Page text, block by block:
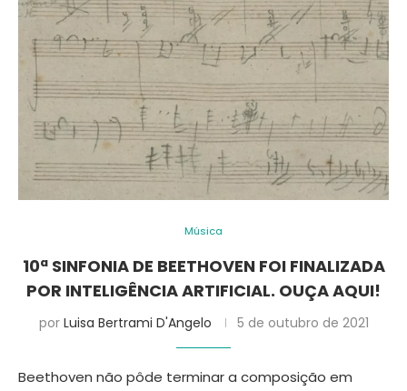
Música
10ª SINFONIA DE BEETHOVEN FOI FINALIZADA
POR INTELIGÊNCIA ARTIFICIAL. OUÇA AQUI!
por Luisa Bertrami D'Angelo 5 de outubro de 2021
Beethoven não pôde terminar a composição em